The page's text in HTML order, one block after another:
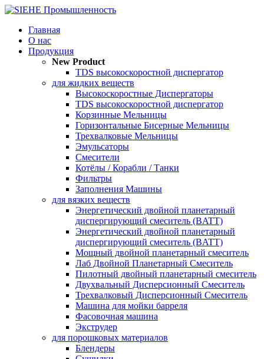
Главная
О нас
Продукция
New Product
TDS высокоскоростной диспергатор
для жидких веществ
Высокоскоростные Диспергаторы
TDS высокоскоростной диспергатор
Корзинные Мельницы
Горизонтальные Бисерные Мельницы
Трехвалковые Мельницы
Эмульсаторы
Смесители
Котёлы / Корабли / Танки
Фильтры
Заполнения Машины
для вязких веществ
Энергетический двойной планетарный
диспергирующий смеситель (BATT)
Энергетический двойной планетарный
диспергирующий смеситель (BATT)
Мощный двойной планетарный смеситель
Лаб Двойной Планетарный Смеситель
Пилотный двойный планетарный смеситель
Двухвальный Дисперсионный Смеситель
Трехвалковый Дисперсионный Смеситель
Машина для мойки барреля
Фасовочная машина
Экструдер
для порошковых материалов
Блендеры